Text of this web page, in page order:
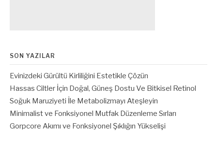
SON YAZILAR
Evinizdeki Gürültü Kirliliğini Estetikle Çözün
Hassas Ciltler İçin Doğal, Güneş Dostu Ve Bitkisel Retinol
Soğuk Maruziyeti İle Metabolizmayı Ateşleyin
Minimalist ve Fonksiyonel Mutfak Düzenleme Sırları
Gorpcore Akımı ve Fonksiyonel Şıklığın Yükselişi